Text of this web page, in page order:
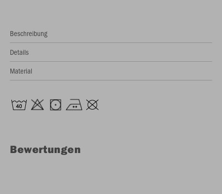
Beschreibung
Details
Material
Bewertungen